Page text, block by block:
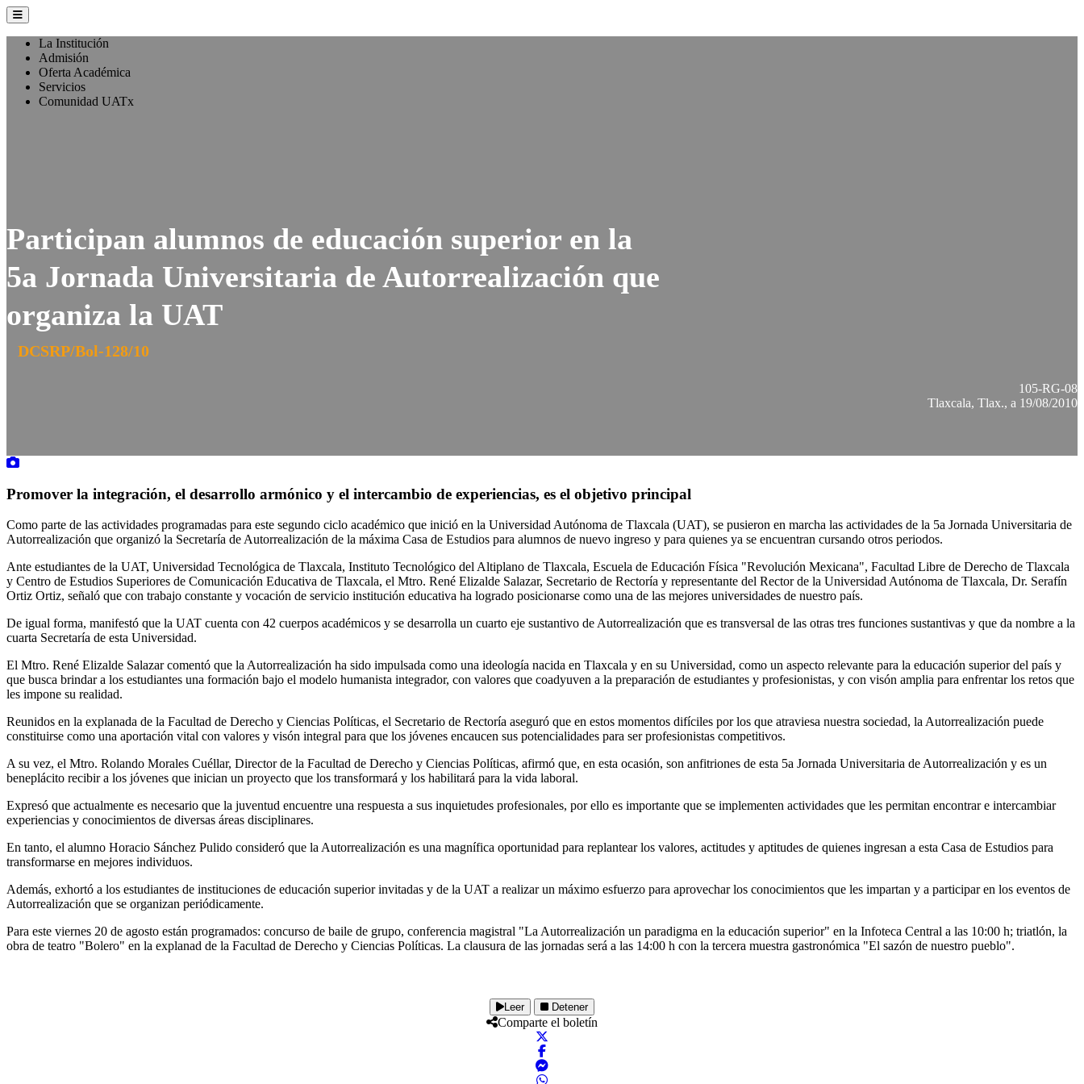
La Institución
Admisión
Oferta Académica
Servicios
Comunidad UATx
Participan alumnos de educación superior en la
5a Jornada Universitaria de Autorrealización que
organiza la UAT
DCSRP/Bol-128/10
105-RG-08
Tlaxcala, Tlax., a 19/08/2010
Promover la integración, el desarrollo armónico y el intercambio de experiencias, es el objetivo principal
Como parte de las actividades programadas para este segundo ciclo académico que inició en la Universidad Autónoma de Tlaxcala (UAT), se pusieron en marcha las actividades de la 5a Jornada Universitaria de
Autorrealización que organizó la Secretaría de Autorrealización de la máxima Casa de Estudios para alumnos de nuevo ingreso y para quienes ya se encuentran cursando otros periodos.
Ante estudiantes de la UAT, Universidad Tecnológica de Tlaxcala, Instituto Tecnológico del Altiplano de Tlaxcala, Escuela de Educación Física "Revolución Mexicana", Facultad Libre de Derecho de Tlaxcala
y Centro de Estudios Superiores de Comunicación Educativa de Tlaxcala, el Mtro. René Elizalde Salazar, Secretario de Rectoría y representante del Rector de la Universidad Autónoma de Tlaxcala, Dr. Serafín
Ortiz Ortiz, señaló que con trabajo constante y vocación de servicio institución educativa ha logrado posicionarse como una de las mejores universidades de nuestro país.
De igual forma, manifestó que la UAT cuenta con 42 cuerpos académicos y se desarrolla un cuarto eje sustantivo de Autorrealización que es transversal de las otras tres funciones sustantivas y que da nombre a la
cuarta Secretaría de esta Universidad.
El Mtro. René Elizalde Salazar comentó que la Autorrealización ha sido impulsada como una ideología nacida en Tlaxcala y en su Universidad, como un aspecto relevante para la educación superior del país y
que busca brindar a los estudiantes una formación bajo el modelo humanista integrador, con valores que coadyuven a la preparación de estudiantes y profesionistas, y con visón amplia para enfrentar los retos que
les impone su realidad.
Reunidos en la explanada de la Facultad de Derecho y Ciencias Políticas, el Secretario de Rectoría aseguró que en estos momentos difíciles por los que atraviesa nuestra sociedad, la Autorrealización puede
constituirse como una aportación vital con valores y visón integral para que los jóvenes encaucen sus potencialidades para ser profesionistas competitivos.
A su vez, el Mtro. Rolando Morales Cuéllar, Director de la Facultad de Derecho y Ciencias Políticas, afirmó que, en esta ocasión, son anfitriones de esta 5a Jornada Universitaria de Autorrealización y es un
beneplácito recibir a los jóvenes que inician un proyecto que los transformará y los habilitará para la vida laboral.
Expresó que actualmente es necesario que la juventud encuentre una respuesta a sus inquietudes profesionales, por ello es importante que se implementen actividades que les permitan encontrar e intercambiar
experiencias y conocimientos de diversas áreas disciplinares.
En tanto, el alumno Horacio Sánchez Pulido consideró que la Autorrealización es una magnífica oportunidad para replantear los valores, actitudes y aptitudes de quienes ingresan a esta Casa de Estudios para
transformarse en mejores individuos.
Además, exhortó a los estudiantes de instituciones de educación superior invitadas y de la UAT a realizar un máximo esfuerzo para aprovechar los conocimientos que les impartan y a participar en los eventos de
Autorrealización que se organizan periódicamente.
Para este viernes 20 de agosto están programados: concurso de baile de grupo, conferencia magistral "La Autorrealización un paradigma en la educación superior" en la Infoteca Central a las 10:00 h; triatlón, la
obra de teatro "Bolero" en la explanad de la Facultad de Derecho y Ciencias Políticas. La clausura de las jornadas será a las 14:00 h con la tercera muestra gastronómica "El sazón de nuestro pueblo".
Leer Detener
Comparte el boletín